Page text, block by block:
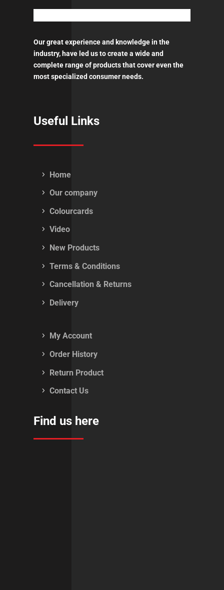
Our great experience and knowledge in the
industry, have led us to create a wide and
complete range of products that cover even the
most specialized consumer needs.
Useful Links
Home
Our company
Colourcards
Video
New Products
Terms & Conditions
Cancellation & Returns
Delivery
My Account
Order History
Return Product
Contact Us
Find us here